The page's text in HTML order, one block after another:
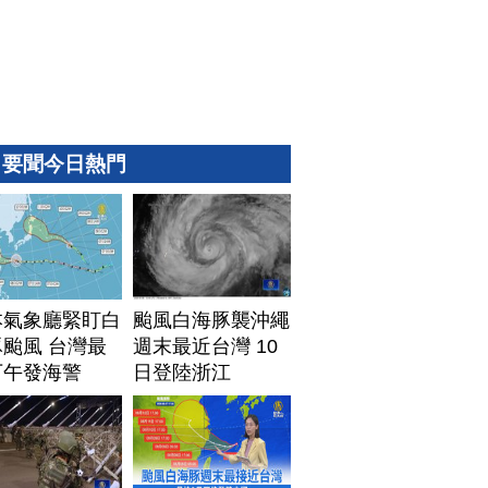
要聞今日熱門
象廳緊盯白
風 台灣最
發海警
颱風白海豚襲沖繩
週末最近台灣 10
日登陸浙江